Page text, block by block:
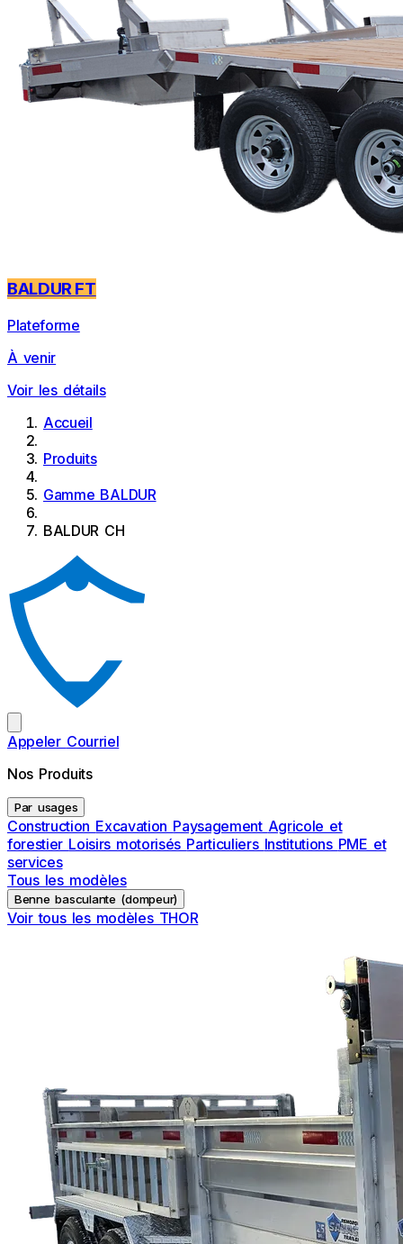
BALDUR FT
Plateforme
À venir
Voir les détails
Accueil
Produits
Gamme BALDUR
BALDUR CH
Appeler Courriel
Nos Produits
Par usages
Construction Excavation Paysagement Agricole et
forestier Loisirs motorisés Particuliers Institutions PME et
services
Tous les modèles
Benne basculante (dompeur)
Voir tous les modèles THOR